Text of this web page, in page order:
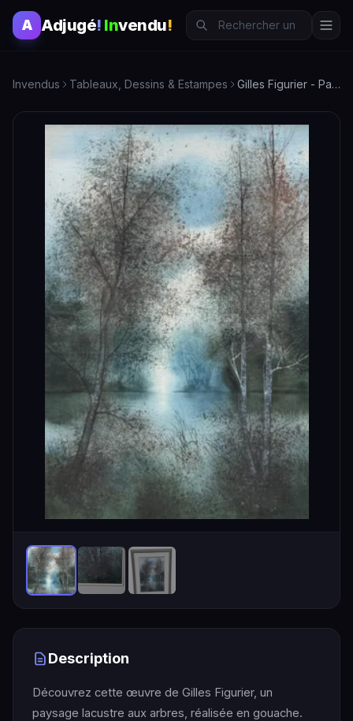
A Adjugé! Invendu!
Invendus Tableaux, Dessins & Estampes Gilles Figurier - Paysage Lacustre aux Arbres - Gouache
Description
Découvrez cette œuvre de Gilles Figurier, un
paysage lacustre aux arbres, réalisée en gouache.